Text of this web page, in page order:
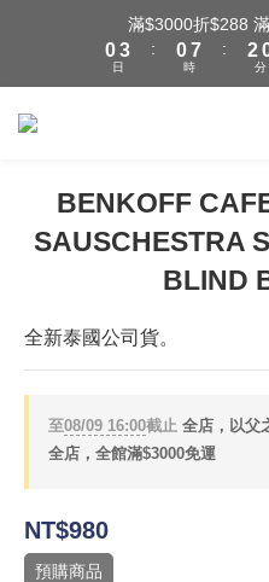
全館滿$3000
滿$3000折$288
0
4
3
2
日
:
1
0
8
7
6
1
0
時
:
3
2
1分
全館滿$3000
BENKOFF
SAUSCHESTRA
BLIND
全新泰國公司貨。
至08/09 16:00截止 全店，以父
全店，全館滿$3000免運
NT$980
預購商品